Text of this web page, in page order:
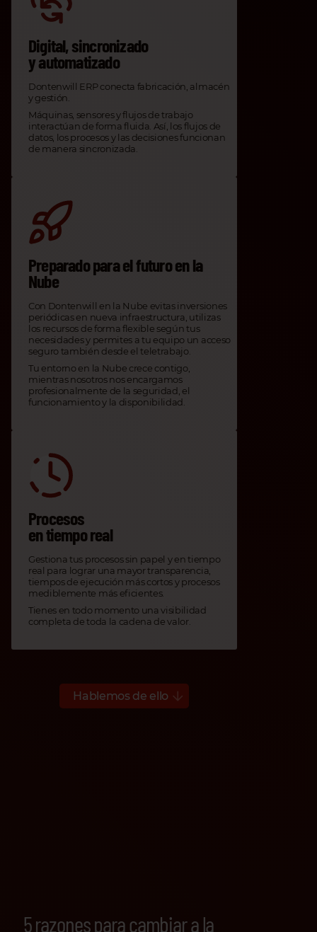
Digital, sincronizado
y automatizado
Dontenwill ERP conecta fabricación, almacén
y gestión.
Máquinas, sensores y flujos de trabajo
interactúan de forma fluida. Así, los flujos de
datos, los procesos y las decisiones funcionan
de manera sincronizada.
Preparado para el futuro en la
Nube
Con Dontenwill en la Nube evitas inversiones
periódicas en nueva infraestructura, utilizas
los recursos de forma flexible según tus
necesidades y permites a tu equipo un acceso
seguro también desde el teletrabajo.
Tu entorno en la Nube crece contigo,
mientras nosotros nos encargamos
profesionalmente de la seguridad, el
funcionamiento y la disponibilidad.
Procesos
en tiempo real
Gestiona tus procesos sin papel y en tiempo
real para lograr una mayor transparencia,
tiempos de ejecución más cortos y procesos
mediblemente más eficientes.
Tienes en todo momento una visibilidad
completa de toda la cadena de valor.
Hablemos de ello
5 razones para cambiar a la